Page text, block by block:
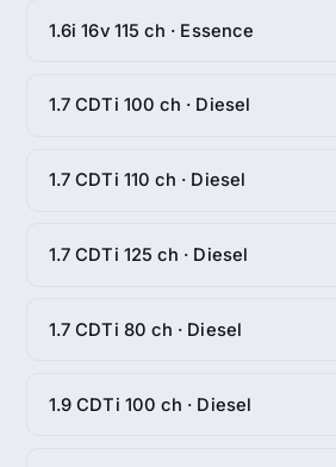
1.6i 16v 115 ch · Essence
1.7 CDTi 100 ch · Diesel
1.7 CDTi 110 ch · Diesel
1.7 CDTi 125 ch · Diesel
1.7 CDTi 80 ch · Diesel
1.9 CDTi 100 ch · Diesel